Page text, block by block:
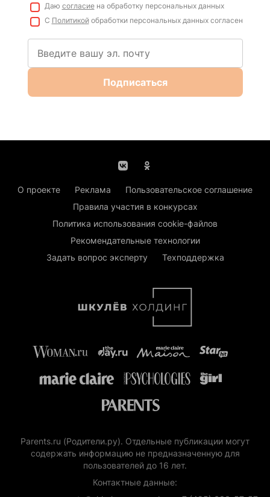
Даю согласиена обработку персональных данных
С Политикойобработки персональных данных согласен
Подписаться
О проекте Реклама
Пользовательское соглашение
Правила участия в конкурсах
Политика использования cookie-файлов
Рекомендательные технологии
Задать вопрос эксперту
Техподдержка
Parents.ru (Родители.ру). Отдельные публикации могут
содержать информацию не предназначенную для
пользователей до 16 лет.
Контактные данные: